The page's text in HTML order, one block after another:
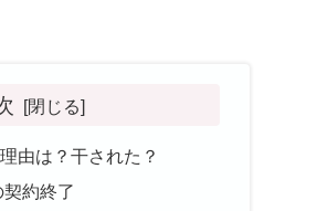
由は？干された？
約終了